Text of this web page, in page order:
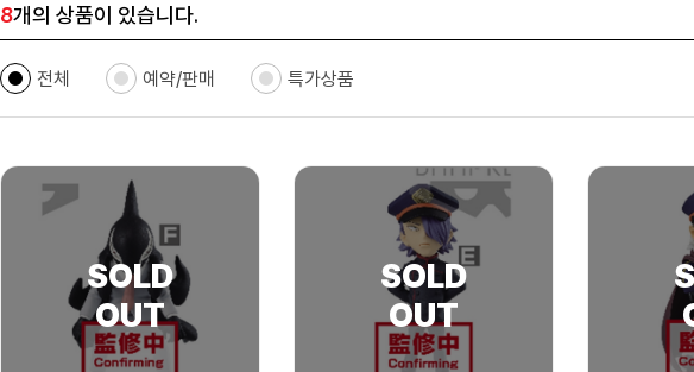
8개의 상품이 있습니다.
전체 예약/판매 특가상품